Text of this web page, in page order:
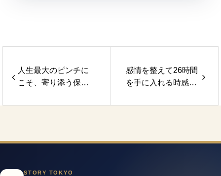
人生最大のピンチに
こそ、寄り添う保険
感情を整えて26時間
を手に入れる時感術
STORY TOKYO